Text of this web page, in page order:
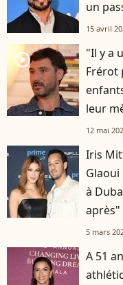
un
15 avril
player2
"Il y a
Frérot
leur
12 mai
Iris
Glaoui
à
après"
5 mars
A 51